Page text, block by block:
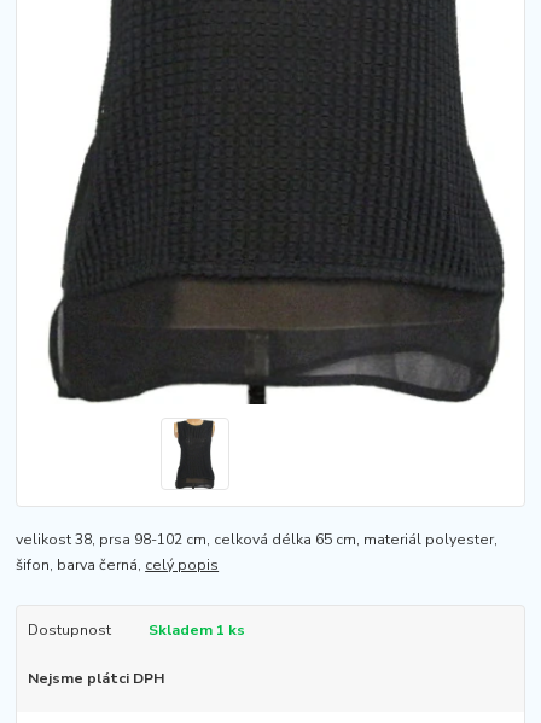
velikost 38, prsa 98-102 cm, celková délka 65 cm, materiál polyester,
šifon, barva černá, celý popis
Dostupnost Skladem 1 ks
Nejsme plátci DPH